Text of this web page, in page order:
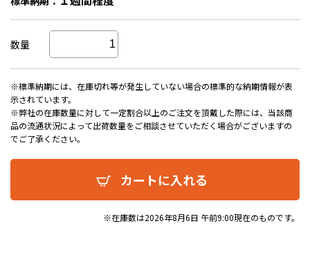
数量
※標準納期には、在庫切れ等が発生していない場合の標準的な納期情報が表
示されています。
※弊社の在庫数量に対して一定割合以上のご注文を頂戴した際には、当該商
品の流通状況によって出荷数量をご相談させていただく場合がございますの
でご了承ください。
カートに入れる
※在庫数は2026年8月6日 午前9:00現在のものです。